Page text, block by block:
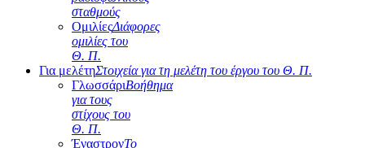
σταθμούς
ΟμιλίεςΔιάφορες
ομιλίες του
Θ. Π.
Για μελέτηΣτοιχεία για τη μελέτη του έργου του Θ. Π.
ΓλωσσάριΒοήθημα
για τους
στίχους του
Θ. Π.
ΈναστρονΤο